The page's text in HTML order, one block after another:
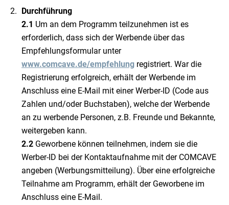
Durchführung
2.1 Um an dem Programm teilzunehmen ist es
erforderlich, dass sich der Werbende über das
Empfehlungsformular unter
www.comcave.de/empfehlung registriert. War die
Registrierung erfolgreich, erhält der Werbende im
Anschluss eine E-Mail mit einer Werber-ID (Code aus
Zahlen und/oder Buchstaben), welche der Werbende
an zu werbende Personen, z.B. Freunde und Bekannte,
weitergeben kann.
2.2 Geworbene können teilnehmen, indem sie die
Werber-ID bei der Kontaktaufnahme mit der COMCAVE
angeben (Werbungsmitteilung). Über eine erfolgreiche
Teilnahme am Programm, erhält der Geworbene im
Anschluss eine E-Mail.